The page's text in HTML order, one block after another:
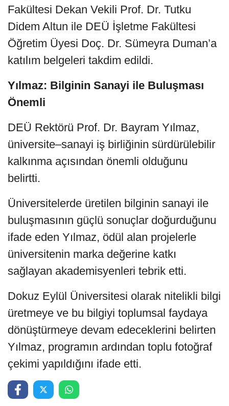
Fakültesi Dekan Vekili Prof. Dr. Tutku
Didem Altun ile DEÜ İşletme Fakültesi
Öğretim Üyesi Doç. Dr. Sümeyra Duman’a
katılım belgeleri takdim edildi.
Yılmaz: Bilginin Sanayi ile Buluşması
Önemli
DEÜ Rektörü Prof. Dr. Bayram Yılmaz,
üniversite–sanayi iş birliğinin sürdürülebilir
kalkınma açısından önemli olduğunu
belirtti.
Üniversitelerde üretilen bilginin sanayi ile
buluşmasının güçlü sonuçlar doğurduğunu
ifade eden Yılmaz, ödül alan projelerle
üniversitenin marka değerine katkı
sağlayan akademisyenleri tebrik etti.
Dokuz Eylül Üniversitesi olarak nitelikli bilgi
üretmeye ve bu bilgiyi toplumsal faydaya
dönüştürmeye devam edeceklerini belirten
Yılmaz, programın ardından toplu fotoğraf
çekimi yapıldığını ifade etti.